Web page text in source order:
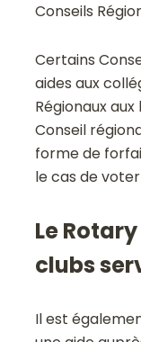
Conseils
Certains
aides aux
Régionaux
Conseil
forme de
le cas de
Le
clubs
Il est